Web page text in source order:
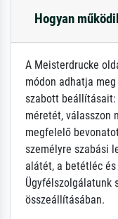
Hogyan
A Meisterdrucke
módon adhatja
szabott beállításait:
méretét, válasszon
megfelelő
személyre szabási
alátét, a betétléc
Ügyfélszolgálatunk
összeállításában.